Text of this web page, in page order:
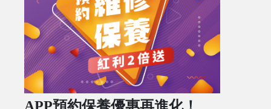
APP預約保養優惠再進化！